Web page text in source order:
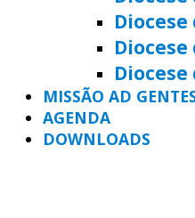
MISSÃO AD
AGENDA
DOWNLOADS